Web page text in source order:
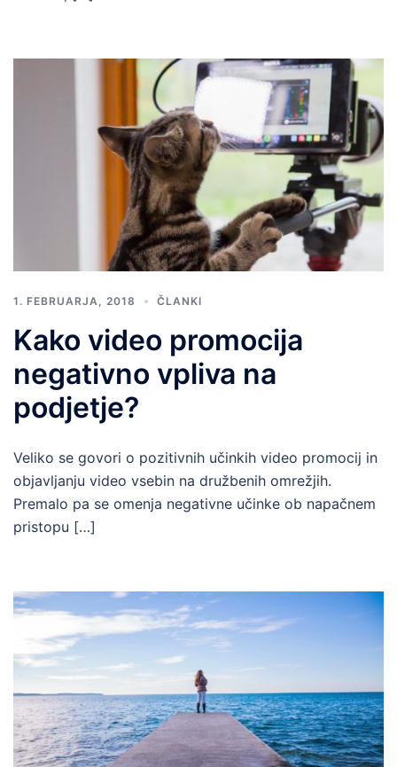
1. FEBRUARJA, 2018 ČLANKI
Kako video promocija
negativno vpliva na
podjetje?
Veliko se govori o pozitivnih učinkih video promocij in
objavljanju video vsebin na družbenih omrežjih.
Premalo pa se omenja negativne učinke ob napačnem
pristopu […]